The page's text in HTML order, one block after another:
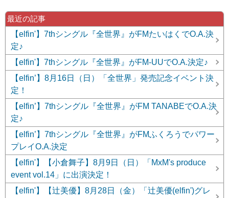
最近の記事
【elfin'】7thシングル『全世界』がFMたいはくでO.A.決
定♪
【elfin'】7thシングル『全世界』がFM-UUでO.A.決定♪
【elfin’】8月16日（日）「全世界」発売記念イベント決
定！
【elfin’】7thシングル『全世界』がFM TANABEでO.A.決
定♪
【elfin’】7thシングル『全世界』がFMふくろうでパワー
プレイO.A.決定
【elfin'】【小倉舞子】8月9日（日）「MxM's produce
event vol.14」に出演決定！
【elfin'】【辻美優】8月28日（金）「辻美優(elfin')グレ